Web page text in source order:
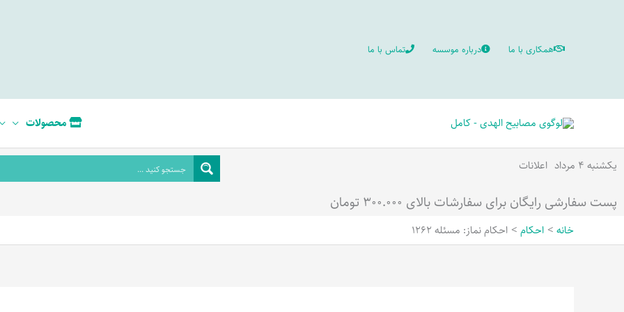
همکاری با ما درباره موسسه تماس با ما
محصولات
یکشنبه ۴ مرداد اعلانات
پست سفارشی رایگان برای سفارشات بالای ۳۰۰.۰۰۰ تومان
خانه احکام احکام نماز: مسئله 1262